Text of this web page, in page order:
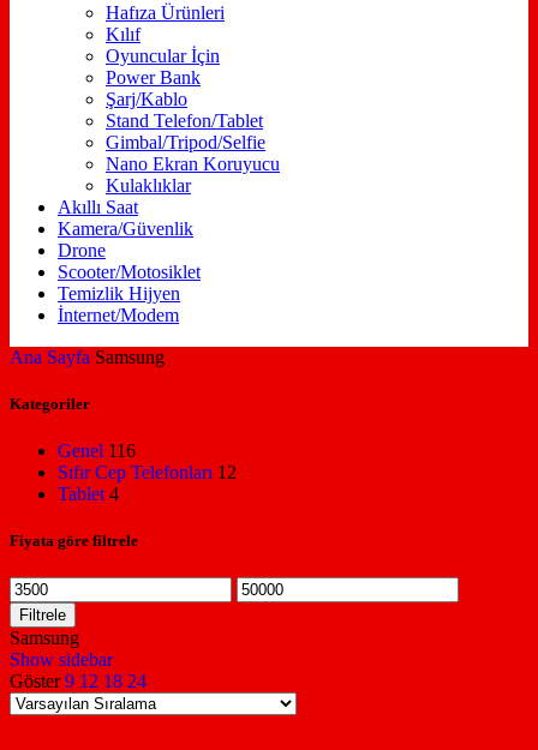
Hafıza Ürünleri
Kılıf
Oyuncular İçin
Power Bank
Şarj/Kablo
Stand Telefon/Tablet
Gimbal/Tripod/Selfie
Nano Ekran Koruyucu
Kulaklıklar
Akıllı Saat
Kamera/Güvenlik
Drone
Scooter/Motosiklet
Temizlik Hijyen
İnternet/Modem
Ana Sayfa Samsung
Kategoriler
Genel 116
Sıfır Cep Telefonları 12
Tablet 4
Fiyata göre filtrele
En
düşük
fiyat
En
yüksek
Filtrele
Samsung
Show sidebar
Göster9 12 18 24